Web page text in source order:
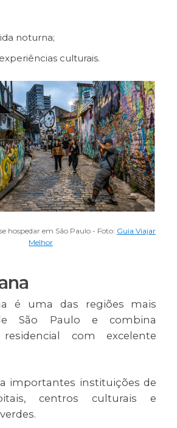
noturna;
culturais.
hospedar em São Paulo - Foto: Guia Viajar
Melhor
é uma das regiões mais
São Paulo e combina
residencial com excelente
importantes instituições de
centros culturais e